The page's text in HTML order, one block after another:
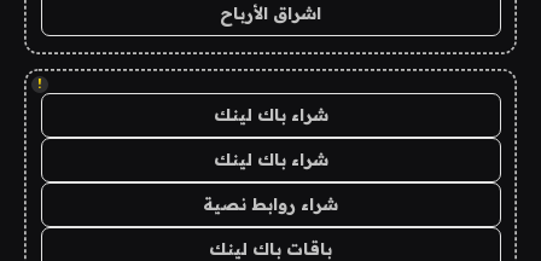
اشراق الأرباح
!
شراء باك لينك
شراء باك لينك
شراء روابط نصية
باقات باك لينك